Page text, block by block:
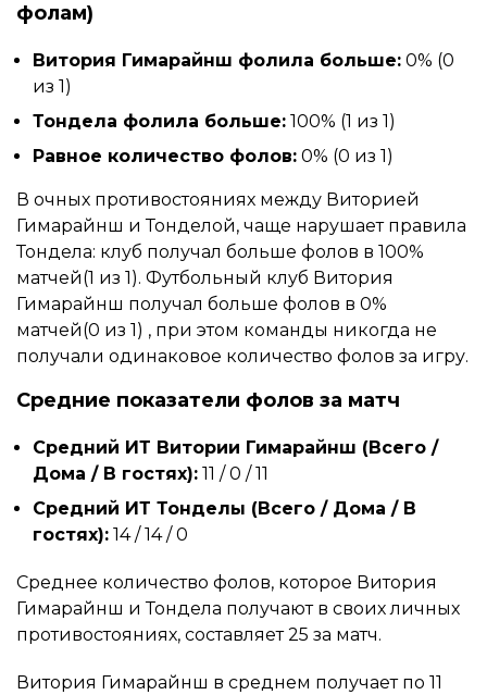
фолам)
Витория Гимарайнш фолила больше: 0% (0
из 1)
Тондела фолила больше: 100% (1 из 1)
Равное количество фолов: 0% (0 из 1)
В очных противостояниях между Виторией
Гимарайнш и Тонделой, чаще нарушает правила
Тондела: клуб получал больше фолов в 100%
матчей(1 из 1). Футбольный клуб Витория
Гимарайнш получал больше фолов в 0%
матчей(0 из 1) , при этом команды никогда не
получали одинаковое количество фолов за игру.
Средние показатели фолов за матч
Средний ИТ Витории Гимарайнш (Всего /
Дома / В гостях): 11 / 0 / 11
Средний ИТ Тонделы (Всего / Дома / В
гостях): 14 / 14 / 0
Среднее количество фолов, которое Витория
Гимарайнш и Тондела получают в своих личных
противостояниях, составляет 25 за матч.
Витория Гимарайнш в среднем получает по 11